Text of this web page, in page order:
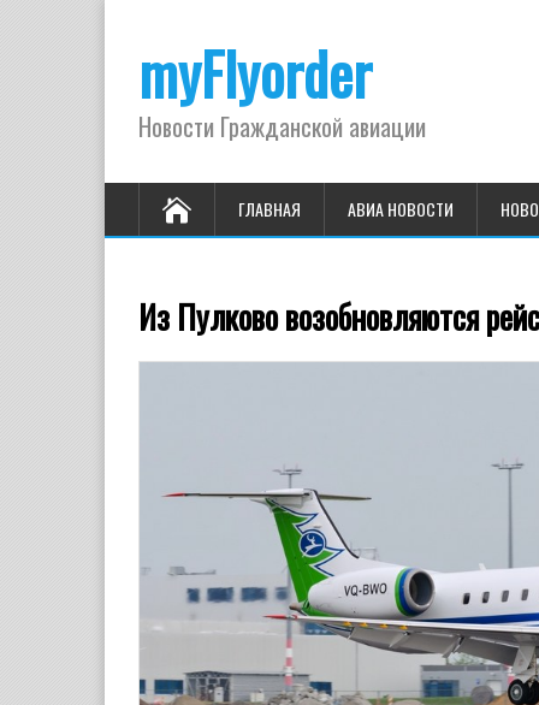
myFlyorder
Новости Гражданской авиации
ГЛАВНАЯ АВИА НОВОСТИ
Из Пулково возобновляются